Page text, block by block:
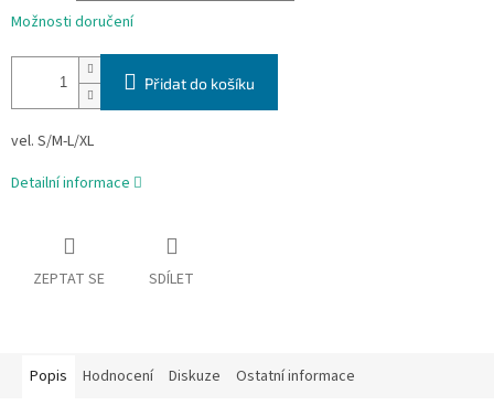
Možnosti doručení
Přidat do košíku
vel. S/M-L/XL
Detailní informace
ZEPTAT SE SDÍLET
Popis Hodnocení Diskuze Ostatní informace